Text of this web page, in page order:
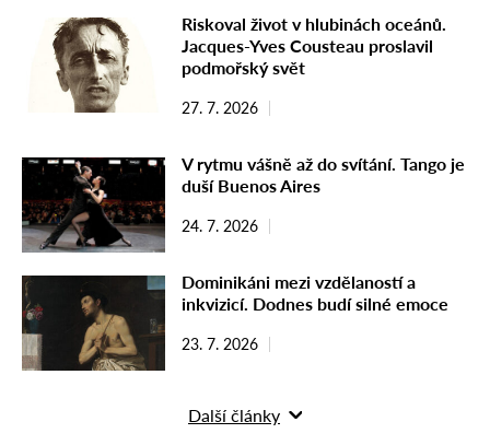
Riskoval život v hlubinách oceánů.
Jacques-Yves Cousteau proslavil
podmořský svět
27. 7. 2026
V rytmu vášně až do svítání. Tango je
duší Buenos Aires
24. 7. 2026
Dominikáni mezi vzdělaností a
inkvizicí. Dodnes budí silné emoce
23. 7. 2026
Další články